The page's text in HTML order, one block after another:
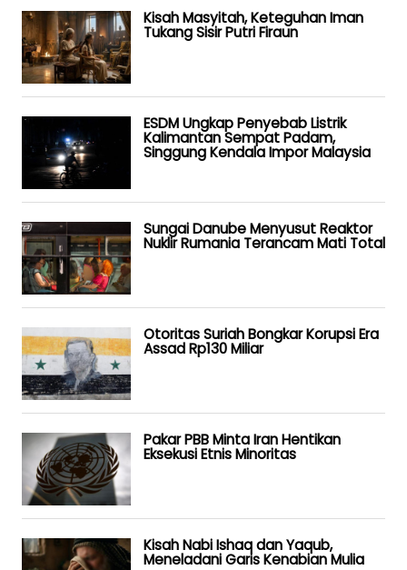
Kisah Masyitah, Keteguhan Iman
Tukang Sisir Putri Firaun
ESDM Ungkap Penyebab Listrik
Kalimantan Sempat Padam,
Singgung Kendala Impor Malaysia
Sungai Danube Menyusut Reaktor
Nuklir Rumania Terancam Mati Total
Otoritas Suriah Bongkar Korupsi Era
Assad Rp130 Miliar
Pakar PBB Minta Iran Hentikan
Eksekusi Etnis Minoritas
Kisah Nabi Ishaq dan Yaqub,
Meneladani Garis Kenabian Mulia